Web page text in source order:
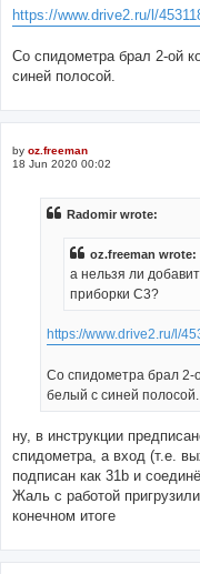
https://www.drive2.ru/l/
Со спидометра брал 2-ой
синей полосой.
by oz.freeman
18 Jun 2020 00:02
Radomir wrote:
oz.freeman wrote:
а нельзя ли
приборки С3?
https://www.drive2.ru/l/
Со спидометра брал 2-
белый с синей полосой.
ну, в инструкции
спидометра, а вход (т.е.
подписан как 31b и
Жаль с работой
конечном итоге